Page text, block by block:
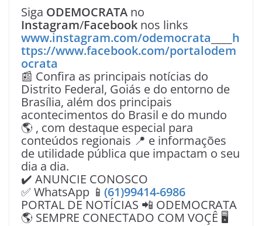
Siga ODEMOCRATA no
Instagram/Facebook nos links
www.instagram.com/odemocrata
h
ttps://www.facebook.com/portalodem
ocrata
📰 Confira as principais notícias do
Distrito Federal, Goiás e do entorno de
Brasília, além dos principais
acontecimentos do Brasil e do mundo
🌎 , com destaque especial para
conteúdos regionais 📍 e informações
de utilidade pública que impactam o seu
dia a dia.
✔️ ANUNCIE CONOSCO
✅ WhatsApp 📱 (61)99414-6986
PORTAL DE NOTÍCIAS 📲 ODEMOCRATA
🌎 SEMPRE CONECTADO COM VOÇÊ 🖥️